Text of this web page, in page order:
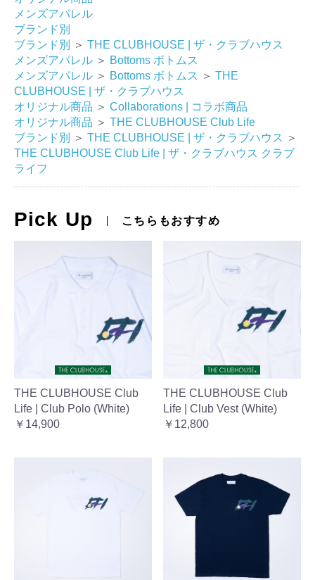
メンズアパレル
ブランド別
ブランド別
＞ THE CLUBHOUSE | ザ・クラブハウス
メンズアパレル ＞ Bottoms ボトムス
メンズアパレル ＞ Bottoms ボトムス ＞ THE
CLUBHOUSE | ザ・クラブハウス
オリジナル商品 ＞ Collaborations | コラボ商品
オリジナル商品 ＞ THE CLUBHOUSE Club Life
ブランド別
＞ THE CLUBHOUSE | ザ・クラブハウス ＞
THE CLUBHOUSE Club Life | ザ・クラブハウス クラブ
ライフ
Pick Up こちらもおすすめ
THE CLUBHOUSE Club
Life | Club Polo (White)
￥14,900
THE CLUBHOUSE Club
Life | Club Vest (White)
￥12,800